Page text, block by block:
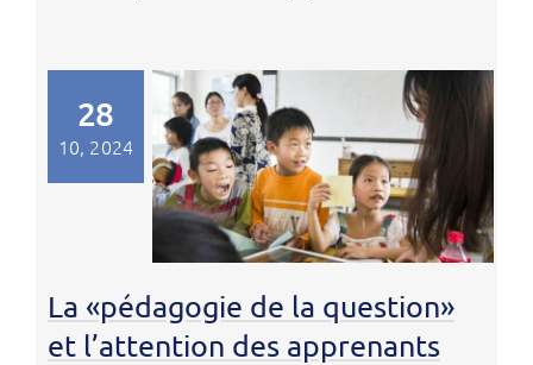
28
10, 2024
La «pédagogie de la question»
et l’attention des apprenants